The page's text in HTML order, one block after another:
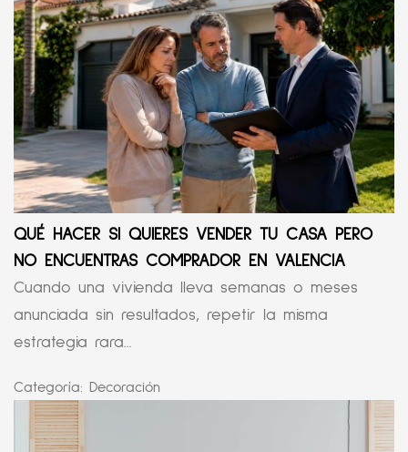
QUÉ HACER SI QUIERES VENDER TU CASA PERO
NO ENCUENTRAS COMPRADOR EN VALENCIA
Cuando una vivienda lleva semanas o meses
anunciada sin resultados, repetir la misma
estrategia rara...
Categoría: Decoración